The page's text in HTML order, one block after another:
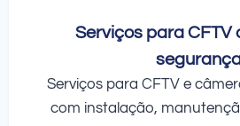
Serviços para CFTV
Serviços para CFTV e
com instalação,